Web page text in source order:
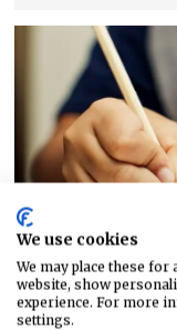
Elevar
penn
We use cookies
We may place these
website, show
experience. For more
settings.